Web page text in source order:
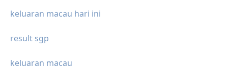
keluaran macau hari ini
result sgp
keluaran macau